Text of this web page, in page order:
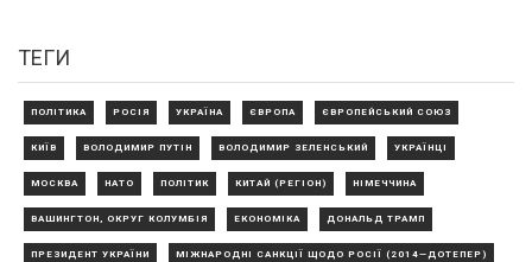
ТЕГИ
ПОЛІТИКА РОСІЯ УКРАЇНА ЄВРОПА ЄВРОПЕЙСЬКИЙ СОЮЗ
КИЇВ ВОЛОДИМИР ПУТІН ВОЛОДИМИР ЗЕЛЕНСЬКИЙ УКРАЇНЦІ
МОСКВА НАТО ПОЛІТИК КИТАЙ (РЕГІОН) НІМЕЧЧИНА
ВАШИНГТОН, ОКРУГ КОЛУМБІЯ ЕКОНОМІКА ДОНАЛЬД ТРАМП
ПРЕЗИДЕНТ УКРАЇНИ МІЖНАРОДНІ САНКЦІЇ ЩОДО РОСІЇ (2014—ДОТЕПЕР)